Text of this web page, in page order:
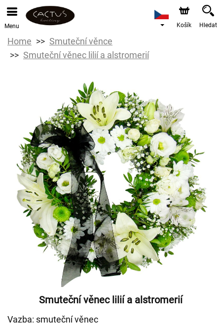
Menu Košík Hledat
Home
Smuteční věnce
Smuteční věnec lilií a alstromerií
Smuteční věnec lilií a alstromerií
Vazba: smuteční věnec